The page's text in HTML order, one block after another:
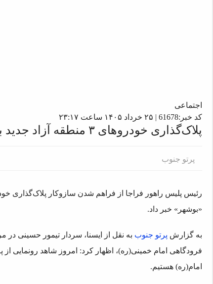
اجتماعی
کد خبر:61678 | ۲۵ خرداد ۱۴۰۵ ساعت ۲۳:۱۷
پلاک‌گذاری خودروهای ۳ منطقه آزاد جدید بزودی فراهم می شود
پرتو جنوب
رئیس پلیس راهور فراجا از فراهم شدن سازوکار پلاک‌گذاری
«بوشهر» خبر داد.
به گزارش پرتو جنوب به نقل از ایسنا، سردار تیمور حسینی
فرودگاهی امام خمینی(ره)، اظهار کرد: امروز شاهد رونمایی
امام(ره) هستیم.